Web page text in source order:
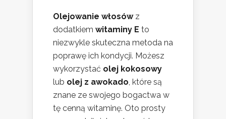
Olejowanie włosówz
dodatkiem witaminy E to
niezwykle skuteczna metoda na
poprawę ich kondycji. Możesz
wykorzystać olej kokosowy
lub olej z awokado , które są
znane ze swojego bogactwa w
tę cenną witaminę. Oto prosty